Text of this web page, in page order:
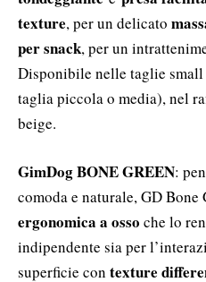
texture, per un delicato
per snack, per un
Disponibile nelle taglie
taglia piccola o media), nel
beige.
GimDog BONE GREEN:
comoda e naturale, GD Bone
ergonomica a osso che lo
indipendente sia per
superficie con texture